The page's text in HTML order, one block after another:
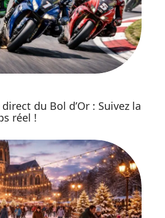
du Bol d’Or : Suivez la
réel !